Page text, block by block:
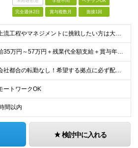
完全週休2日 賞与複数月 面接1回
【上流工程やマネジメントに挑戦したい方は大歓迎です！】 ★インフラエンジニアとしての実務経験をお持ちの方 ★上記に加え、下記いずれかに該当する方 ・チームのリーダー／サブリーダーの経験をお持ちの方 ・
月給35万円～57万円＋残業代全額支給＋賞与年3.45ヵ月(リーダー経験者) 月給32万円～43万円＋残業代全額支給＋賞与年3.45ヵ月(実務経験者) 入社時想定年収： 490万円～798万円(リー
≪会社都合の転勤なし！希望する拠点に必ず配属します。新潟Uターン・Iターン大歓迎！≫ 首都圏(東京、神奈川、千葉、埼玉)または新潟市、長岡市周辺のお客様先または各拠点での勤務となります。 ■東京支社
ートワークOK
間以内
検討中に入れる